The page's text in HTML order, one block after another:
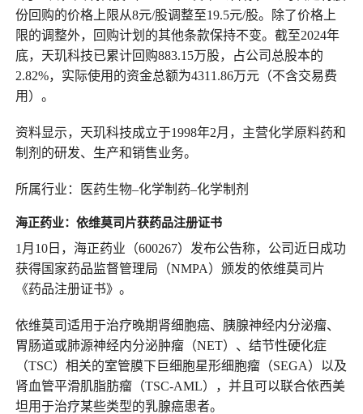
份回购的价格上限从8元/股调整至19.5元/股。除了价格上
限的调整外，回购计划的其他条款保持不变。截至2024年
底，天玑科技已累计回购883.15万股，占公司总股本的
2.82%，实际使用的资金总额为4311.86万元（不含交易费
用）。
资料显示，天玑科技成立于1998年2月，主营化学原料药和
制剂的研发、生产和销售业务。
所属行业：医药生物–化学制药–化学制剂
海正药业：依维莫司片获药品注册证书
1月10日，海正药业（600267）发布公告称，公司近日成功
获得国家药品监督管理局（NMPA）颁发的依维莫司片
《药品注册证书》。
依维莫司适用于治疗晚期肾细胞癌、胰腺神经内分泌瘤、
胃肠道或肺源神经内分泌肿瘤（NET）、结节性硬化症
（TSC）相关的室管膜下巨细胞星形细胞瘤（SEGA）以及
肾血管平滑肌脂肪瘤（TSC-AML），并且可以联合依西美
坦用于治疗某些类型的乳腺癌患者。